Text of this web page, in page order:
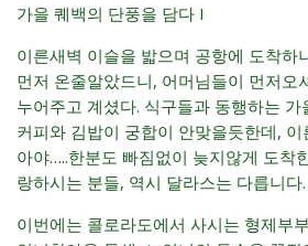
가을 퀘백의 단풍을 담다 I
이른새벽 이슬을 밟으며 공항에 도착하
먼저 온줄알았드니, 어머님들이 먼저오
누어주고 계셨다. 식구들과 동행하는
커피와 김밥이 궁합이 안맞을듯한데,
아야…..한분도 빠짐없이 늦지않게 도착
랑하시는 분들, 역시 달라스는 다릅니다.
이번에는 콜로라도에서 사시는 형제부